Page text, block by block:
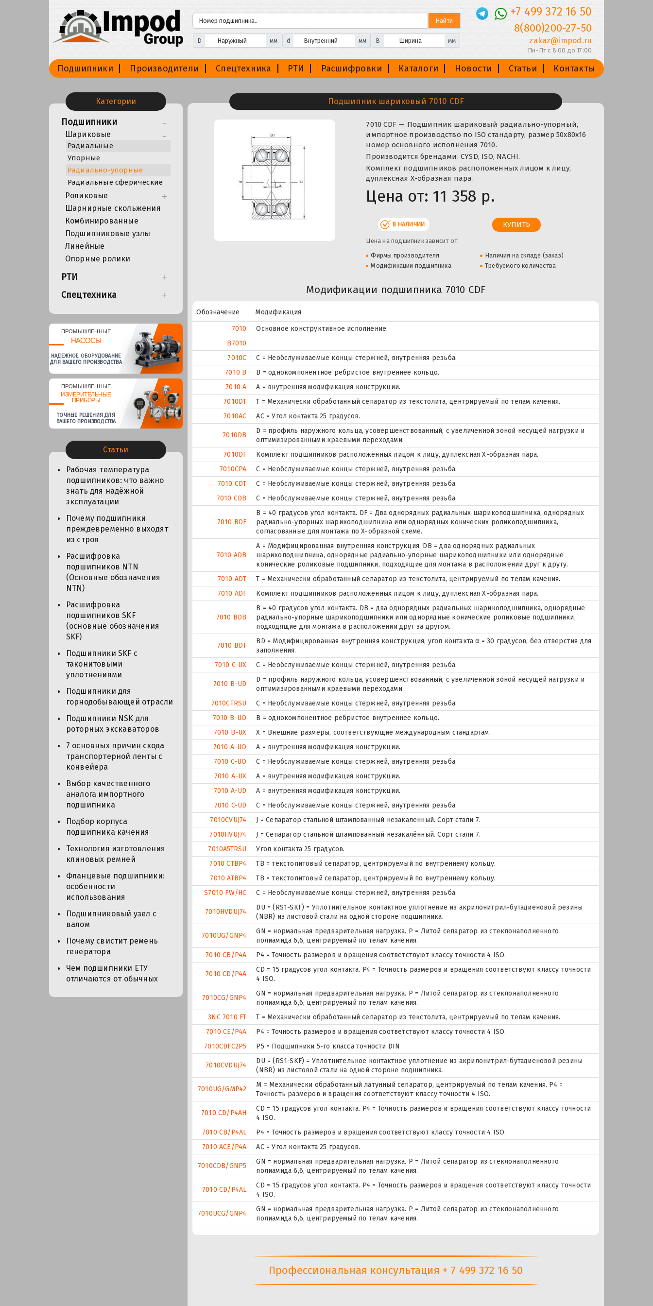
D мм d мм B мм
+7 499 372 16 50
8(800)200-27-50
zakaz@impod.ru
Пн-Пт с 8:00 до 17:00
Подшипники Производители Спецтехника РТИ Расшифровки Каталоги Новости Статьи Контакты
Категории
Подшипники
Шариковые
Радиальные
Упорные
Радиально-упорные
Радиальные сферические
Роликовые
Шарнирные скольжения
Комбинированные
Подшипниковые узлы
Линейные
Опорные ролики
РТИ
Спецтехника
ПРОМЫШЛЕННЫЕ
НАСОСЫ
НАДЕЖНОЕ ОБОРУДОВАНИЕ
ДЛЯ ВАШЕГО ПРОИЗВОДСТВА
ПРОМЫШЛЕННЫЕ
ИЗМЕРИТЕЛЬНЫЕ
ПРИБОРЫ
ТОЧНЫЕ РЕШЕНИЯ ДЛЯ
ВАШЕГО ПРОИЗВОДСТВА
Статьи
Рабочая температура
подшипников: что важно
знать для надёжной
эксплуатации
Почему подшипники
преждевременно выходят
из строя
Расшифровка
подшипников NTN
(Основные обозначения
NTN)
Расшифровка
подшипников SKF
(основные обозначения
SKF)
Подшипники SKF с
таконитовыми
уплотнениями
Подшипники для
горнодобывающей отрасли
Подшипники NSK для
роторных экскаваторов
7 основных причин схода
транспортерной ленты с
конвейера
Выбор качественного
аналога импортного
подшипника
Подбор корпуса
подшипника качения
Технология изготовления
клиновых ремней
Фланцевые подшипники:
особенности
использования
Подшипниковый узел с
валом
Почему свистит ремень
генератора
Чем подшипники ЕТУ
отличаются от обычных
Подшипник шариковый 7010 CDF
7010 CDF — Подшипник шариковый радиально-упорный,
импортное производство по ISO стандарту, размер 50x80x16
номер основного исполнения 7010.
Производится брендами: CYSD, ISO, NACHI.
Комплект подшипников расположенных лицом к лицу,
дуплексная Х-образная пара.
Цена от: 11 358 р.
В НАЛИЧИИ
Цена на подшипник зависит от:
Фирмы производителя
Наличия на складе (заказ)
Модификации подшипника
Требуемого количества
Модификации подшипника 7010 CDF
Обозначение
Модификация
7010
Основное конструктивное исполнение.
B7010
7010C
С = Необслуживаемые концы стержней, внутренняя резьба.
7010 B
B = однокомпонентное ребристое внутреннее кольцо.
7010 A
A = внутренняя модификация конструкции.
7010DT
T = Механически обработанный сепаратор из текстолита, центрируемый по телам качения.
7010AC
AC = Угол контакта 25 градусов.
7010DB
D = профиль наружного кольца, усовершенствованный, с увеличенной зоной несущей нагрузки и
оптимизированными краевыми переходами.
7010DF
Комплект подшипников расположенных лицом к лицу, дуплексная Х-образная пара.
7010CPA
С = Необслуживаемые концы стержней, внутренняя резьба.
7010 CDT
С = Необслуживаемые концы стержней, внутренняя резьба.
7010 CDB
С = Необслуживаемые концы стержней, внутренняя резьба.
7010 BDF
B = 40 градусов угол контакта. DF = Два однорядных радиальных шарикоподшипника, однорядных
радиально-упорных шарикоподшипника или однорядных конических роликоподшипника,
согласованные для монтажа по Х-образной схеме.
7010 ADB
A = Модифицированная внутренняя конструкция. DB = два однорядных радиальных
шарикоподшипника, однорядные радиально-упорные шарикоподшипники или однорядные
конические роликовые подшипники, подходящие для монтажа в расположении друг к другу.
7010 ADT
T = Механически обработанный сепаратор из текстолита, центрируемый по телам качения.
7010 ADF
Комплект подшипников расположенных лицом к лицу, дуплексная Х-образная пара.
7010 BDB
B = 40 градусов угол контакта. DB = два однорядных радиальных шарикоподшипника, однорядные
радиально-упорные шарикоподшипники или однорядные конические роликовые подшипники,
подходящие для монтажа в расположении друг за другом.
7010 BDT
BD = Модифицированная внутренняя конструкция, угол контакта α = 30 градусов, без отверстия для
заполнения.
7010 C-UX
С = Необслуживаемые концы стержней, внутренняя резьба.
7010 B-UD
D = профиль наружного кольца, усовершенствованный, с увеличенной зоной несущей нагрузки и
оптимизированными краевыми переходами.
7010CTRSU
С = Необслуживаемые концы стержней, внутренняя резьба.
7010 B-UO
B = однокомпонентное ребристое внутреннее кольцо.
7010 B-UX
X = Внешние размеры, соответствующие международным стандартам.
7010 A-UO
A = внутренняя модификация конструкции.
7010 C-UO
С = Необслуживаемые концы стержней, внутренняя резьба.
7010 A-UX
A = внутренняя модификация конструкции.
7010 A-UD
A = внутренняя модификация конструкции.
7010 C-UD
С = Необслуживаемые концы стержней, внутренняя резьба.
7010CVUJ74
J = Сепаратор стальной штампованный незакалённый. Сорт стали 7.
7010HVUJ74
J = Сепаратор стальной штампованный незакалённый. Сорт стали 7.
7010A5TRSU
Угол контакта 25 градусов.
7010 CTBP4
ТВ = текстолитовый сепаратор, центрируемый по внутреннему кольцу.
7010 ATBP4
ТВ = текстолитовый сепаратор, центрируемый по внутреннему кольцу.
S7010 FW/HC
С = Необслуживаемые концы стержней, внутренняя резьба.
7010HVDUJ74
DU = (RS1-SKF) = Уплотнительное контактное уплотнение из акрилонитрил-бутадиеновой резины
(NBR) из листовой стали на одной стороне подшипника.
7010UG/GNP4
GN = нормальная предварительная нагрузка. P = Литой сепаратор из стеклонаполненного
полиамида 6,6, центрируемый по телам качения.
7010 CB/P4A
P4 = Точность размеров и вращения соответствуют классу точности 4 ISO.
7010 CD/P4A
CD = 15 градусов угол контакта. P4 = Точность размеров и вращения соответствуют классу точности
4 ISO.
7010CG/GNP4
GN = нормальная предварительная нагрузка. P = Литой сепаратор из стеклонаполненного
полиамида 6,6, центрируемый по телам качения.
3NC 7010 FT
T = Механически обработанный сепаратор из текстолита, центрируемый по телам качения.
7010 CE/P4A
P4 = Точность размеров и вращения соответствуют классу точности 4 ISO.
7010CDFC2P5
P5 = Подшипники 5-го класса точности DIN
7010CVDUJ74
DU = (RS1-SKF) = Уплотнительное контактное уплотнение из акрилонитрил-бутадиеновой резины
(NBR) из листовой стали на одной стороне подшипника.
7010UG/GMP42
М = Механически обработанный латунный сепаратор, центрируемый по телам качения. P4 =
Точность размеров и вращения соответствуют классу точности 4 ISO.
7010 CD/P4AH
CD = 15 градусов угол контакта. P4 = Точность размеров и вращения соответствуют классу точности
4 ISO.
7010 CB/P4AL
P4 = Точность размеров и вращения соответствуют классу точности 4 ISO.
7010 ACE/P4A
AC = Угол контакта 25 градусов.
7010CDB/GNP5
GN = нормальная предварительная нагрузка. P = Литой сепаратор из стеклонаполненного
полиамида 6,6, центрируемый по телам качения.
7010 CD/P4AL
CD = 15 градусов угол контакта. P4 = Точность размеров и вращения соответствуют классу точности
4 ISO.
7010UCG/GNP4
GN = нормальная предварительная нагрузка. P = Литой сепаратор из стеклонаполненного
полиамида 6,6, центрируемый по телам качения.
Профессиональная консультация + 7 499 372 16 50